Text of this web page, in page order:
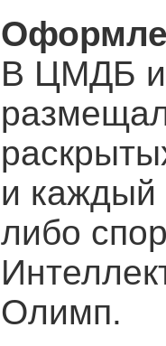
В ЦМДБ
и каждый
либо
Олимп.